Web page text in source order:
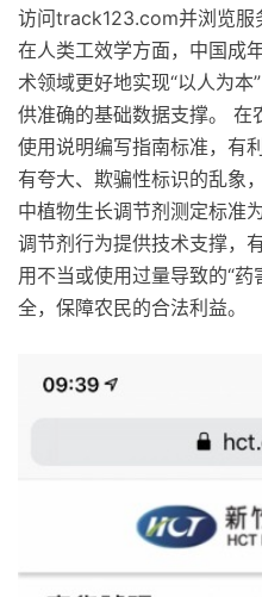
访问track123.com并浏览服
在人类工效学方面，中国成
术领域更好地实现“以人为本
供准确的基础数据支撑。 在
使用说明编写指南标准，有
有夸大、欺骗性标识的乱象
中植物生长调节剂测定标准
调节剂行为提供技术支撑，
用不当或使用过量导致的“
全，保障农民的合法利益。